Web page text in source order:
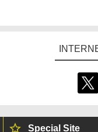
Special Site